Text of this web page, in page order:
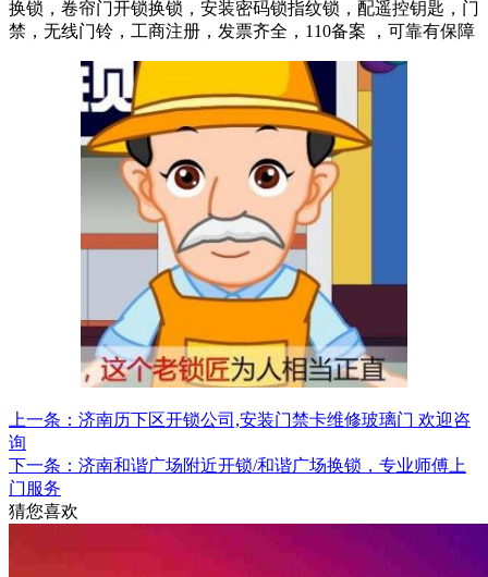
换锁，卷帘门开锁换锁，安装密码锁指纹锁，配遥控钥匙，门
禁，无线门铃，工商注册，发票齐全，110备案 ，可靠有保障
上一条：济南历下区开锁公司,安装门禁卡维修玻璃门 欢迎咨
询
下一条：济南和谐广场附近开锁/和谐广场换锁，专业师傅上
门服务
猜您喜欢